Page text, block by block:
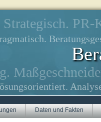
Daten und Fakten
Strategisch. PR-